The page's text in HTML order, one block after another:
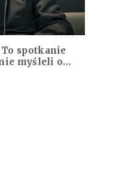
To spotkanie
myśleli o